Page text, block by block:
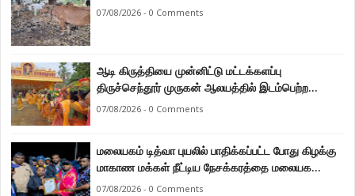
07/08/2026 - 0 Comments
ஆடி கிருத்தியை முன்னிட்டு மட்டக்களப்பு
திருச்செந்தூர் முருகன் ஆலயத்தில் இடம்பெற்ற
பால்குட பவனி 1008 சங்கா ஆபிஷேக நிகழ்வு.
07/08/2026 - 0 Comments
மலையகம் டித்வா புயலில் பாதிக்கப்பட்ட போது கிழக்கு
மாகாண மக்கள் நீட்டிய நேசக்கரத்தை மலையக
மக்கள் ஒருபோதும் மறக்கமாட்டார்கள் : நுவரெலியா
07/08/2026 - 0 Comments